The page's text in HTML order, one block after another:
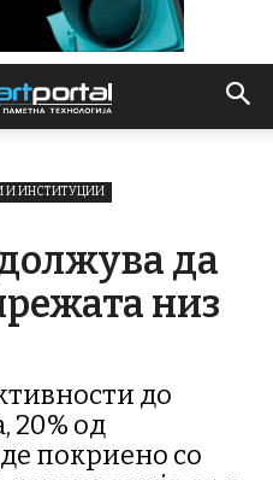
И ИНСТИТУЦИИ
да
низ
до
20% од
покриено со